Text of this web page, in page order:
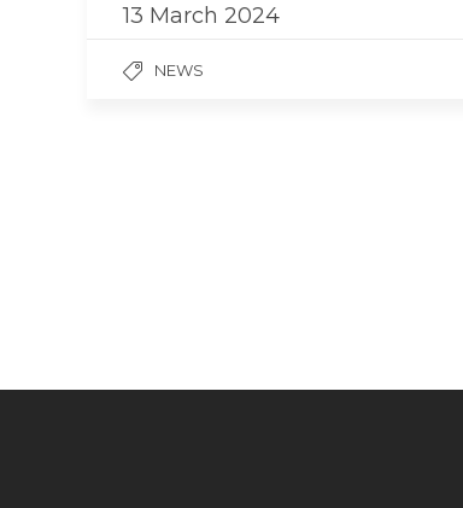
13 March 2024
NEWS